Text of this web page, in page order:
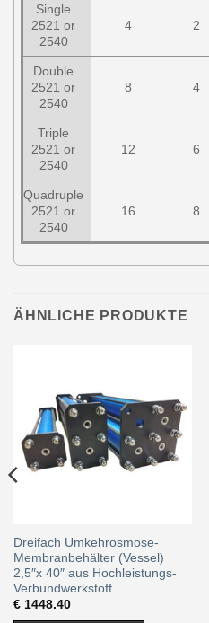
Single
2521 or
2540
4 2
Double
2521 or
2540
8 4
Triple
2521 or
2540
12 6
Quadruple
2521 or
2540
16 8
ÄHNLICHE PRODUKTE
Dreifach Umkehrosmose-
Membranbehälter (Vessel)
2,5″x 40″ aus Hochleistungs-
Verbundwerkstoff
€1448.40